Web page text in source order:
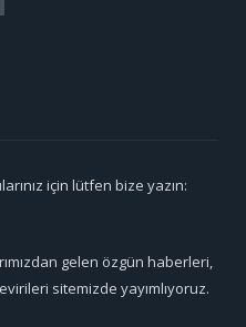
için lütfen bize yazın:
gelen özgün haberleri,
sitemizde yayımlıyoruz.